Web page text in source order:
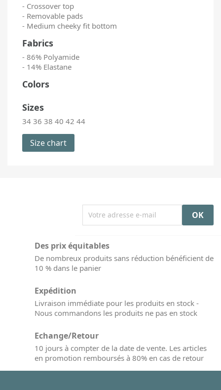
- Crossover top
- Removable pads
- Medium cheeky fit bottom
Fabrics
- 86% Polyamide
- 14% Elastane
Colors
Sizes
34 36 38 40 42 44
Size chart
Des prix équitables
De nombreux produits sans réduction bénéficient de
10 % dans le panier
Expédition
Livraison immédiate pour les produits en stock -
Nous commandons les produits ne pas en stock
Echange/Retour
10 jours à compter de la date de vente. Les articles
en promotion remboursés à 80% en cas de retour